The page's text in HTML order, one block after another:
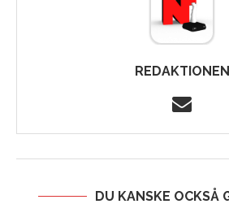
REDAKTIONEN
DU KANSKE OCKSÅ